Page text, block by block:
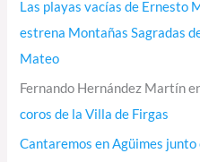
Las playas vacías de Ernesto
estrena Montañas Sagradas
Mateo
Fernando Hernández Martín
coros de la Villa de Firgas
Cantaremos en Agüimes